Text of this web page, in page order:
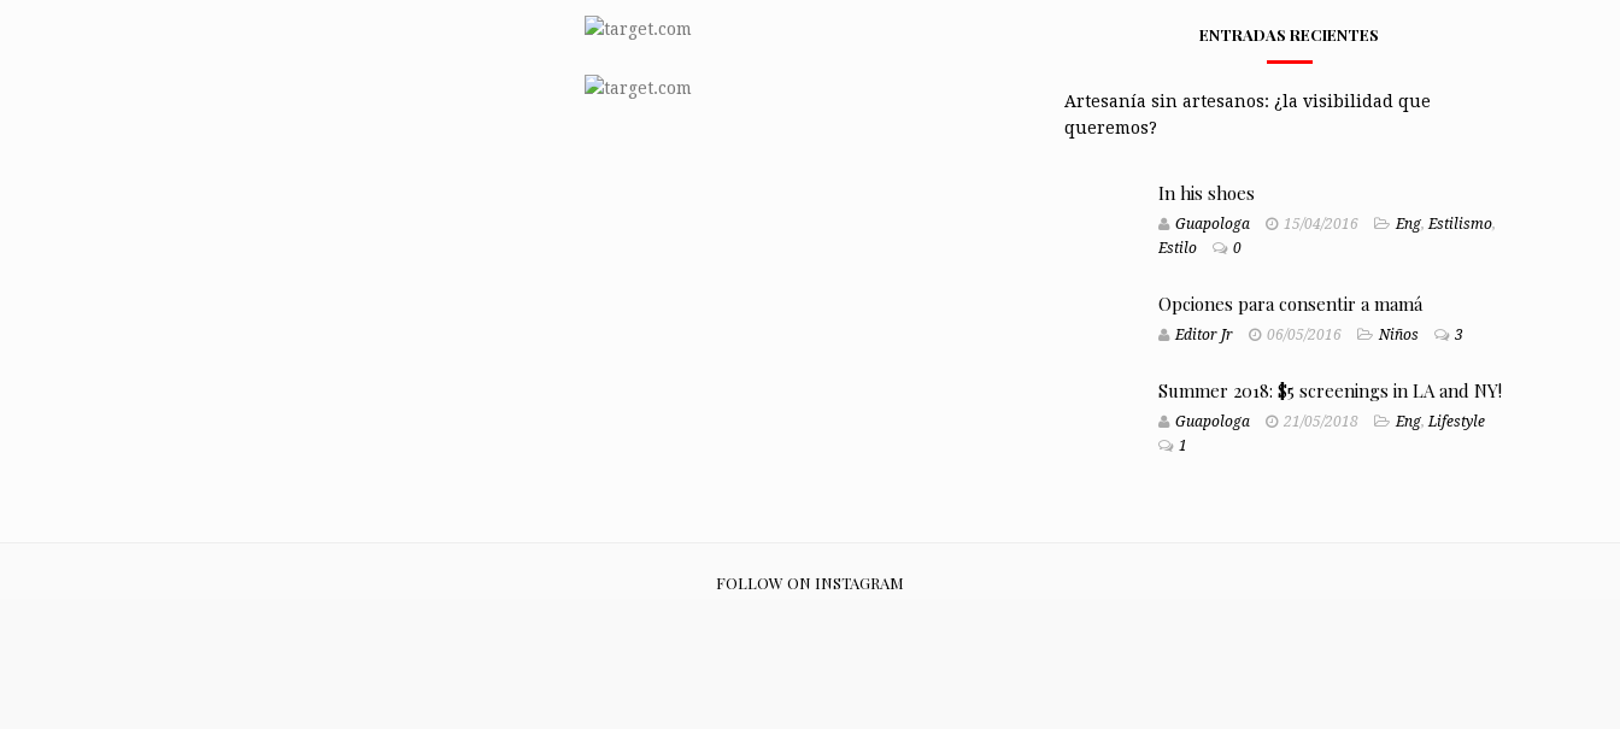
ENTRADAS RECIENTES
Artesanía sin artesanos: ¿la visibilidad que
queremos?
In his shoes
Guapologa 15/04/2016 Eng,Estilismo,
Estilo
0
Opciones para consentir a mamá
Editor Jr 06/05/2016 Niños 3
Summer 2018: $5 screenings in LA and NY!
Guapologa 21/05/2018 Eng,Lifestyle
1
FOLLOW ON INSTAGRAM